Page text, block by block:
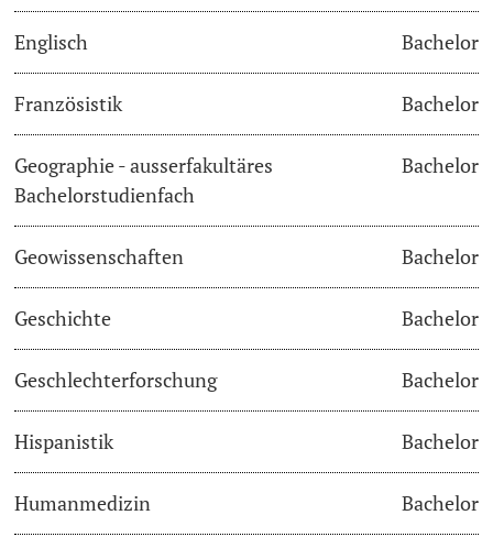
Campus Stories
Hörerinnen/Hörer
Student Life
Beratung & Support
Studienberatung
Studienfinanzierung
Berufseinstieg & Laufbahnberatung
Soziales & Gesundheit
Englisch Bachelor
Französistik Bachelor
Geographie - ausserfakultäres
Bachelorstudienfach
Bachelor
Geowissenschaften Bachelor
Geschichte Bachelor
Geschlechterforschung Bachelor
Hispanistik Bachelor
Humanmedizin Bachelor